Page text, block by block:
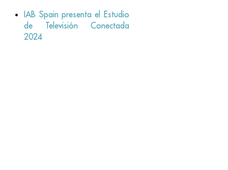
IAB Spain presenta el Estudio
de Televisión Conectada
2024